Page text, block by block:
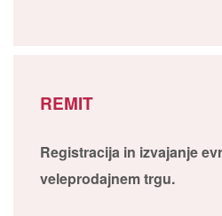
REMIT
Registracija in izvajanje
veleprodajnem trgu.